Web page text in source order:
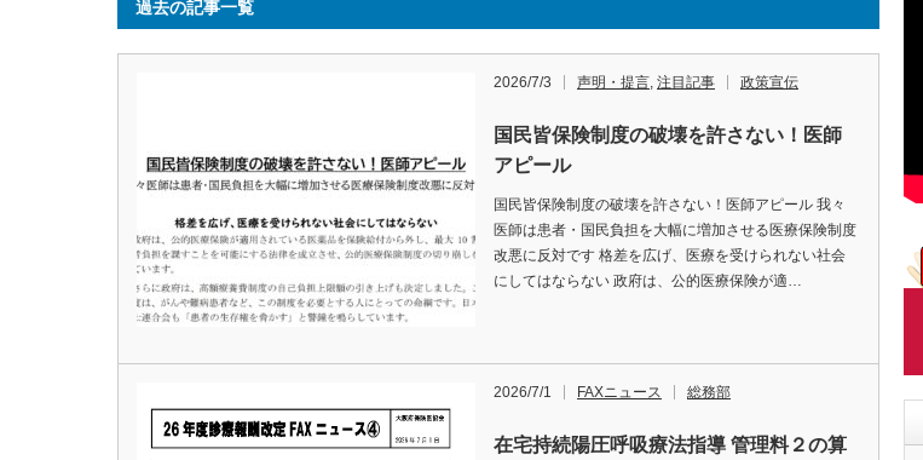
過去の記事一覧
2026/7/3 声明・提言, 注目記事 政策宣伝
国民皆保険制度の破壊を許さない！医師
アピール
国民皆保険制度の破壊を許さない！医師アピール 我々
医師は患者・国民負担を大幅に増加させる医療保険制度
改悪に反対です 格差を広げ、医療を受けられない社会
にしてはならない 政府は、公的医療保険が適…
2026/7/1 FAXニュース 総務部
在宅持続陽圧呼吸療法指導 管理料２の算